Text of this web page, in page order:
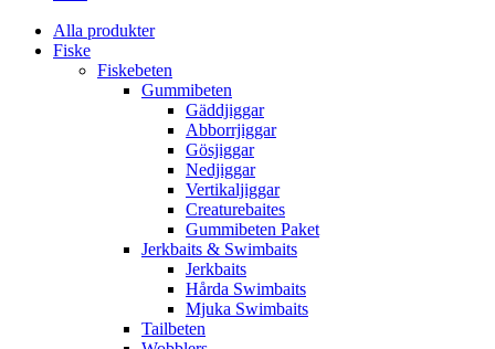
Alla produkter
Fiske
Fiskebeten
Gummibeten
Gäddjiggar
Abborrjiggar
Gösjiggar
Nedjiggar
Vertikaljiggar
Creaturebaites
Gummibeten Paket
Jerkbaits & Swimbaits
Jerkbaits
Hårda Swimbaits
Mjuka Swimbaits
Tailbeten